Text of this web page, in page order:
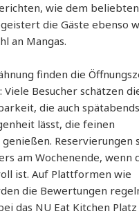
wie dem
die Gäste ebenso
an Mangas.
finden die
Viele Besucher schätzen
die auch spätabends
lässt, die feinen
Reservierungen
am Wochenende, wenn
ist. Auf Plattformen wie
die Bewertungen
das NU Eat Kitchen Platz